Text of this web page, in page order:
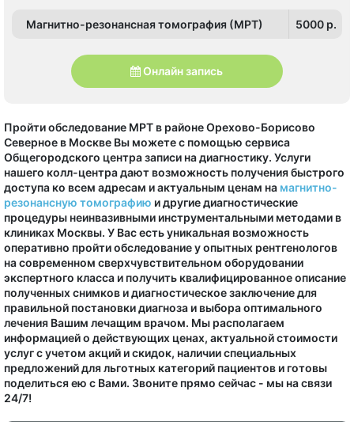
Магнитно-резонансная томография (МРТ) 5000 p.
Онлайн запись
Пройти обследование МРТ в районе Орехово-Борисово
Северное в Москве Вы можете с помощью сервиса
Общегородского центра записи на диагностику. Услуги
нашего колл-центра дают возможность получения быстрого
доступа ко всем адресам и актуальным ценам на магнитно-
резонансную томографию и другие диагностические
процедуры неинвазивными инструментальными методами в
клиниках Москвы. У Вас есть уникальная возможность
оперативно пройти обследование у опытных рентгенологов
на современном сверхчувствительном оборудовании
экспертного класса и получить квалифицированное описание
полученных снимков и диагностическое заключение для
правильной постановки диагноза и выбора оптимального
лечения Вашим лечащим врачом. Мы располагаем
информацией о действующих ценах, актуальной стоимости
услуг с учетом акций и скидок, наличии специальных
предложений для льготных категорий пациентов и готовы
поделиться ею с Вами. Звоните прямо сейчас - мы на связи
24/7!